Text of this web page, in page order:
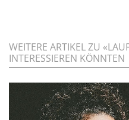
WEITERE ARTIKEL ZU
INTERESSIEREN KÖNNTEN